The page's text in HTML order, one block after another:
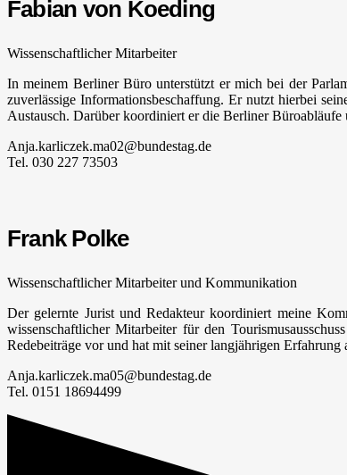
Fabian von Koeding
Wissenschaftlicher Mitarbeiter
In meinem Berliner Büro unterstützt er mich bei der
zuverlässige Informationsbeschaffung. Er nutzt hierbei
Austausch. Darüber koordiniert er die Berliner Büroabläufe
Anja.karliczek.ma02@bundestag.de
Tel. 030 227 73503
Frank Polke
Wissenschaftlicher Mitarbeiter und Kommunikation
Der gelernte Jurist und Redakteur koordiniert meine
wissenschaftlicher Mitarbeiter für den
Redebeiträge vor und hat mit seiner langjährigen
Anja.karliczek.ma05@bundestag.de
Tel. 0151 18694499